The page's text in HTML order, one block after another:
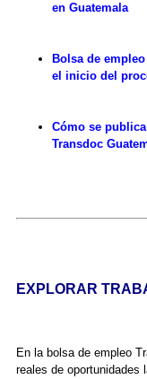
en Guatemala
Bolsa de
el inicio del
Cómo se
Transdoc
EXPLORAR
En la bolsa de empleo
reales de oportunidades